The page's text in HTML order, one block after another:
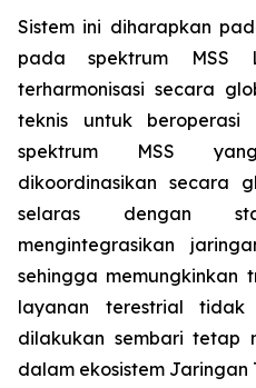
Sistem ini diharapkan
pada spektrum
terharmonisasi secara
teknis untuk
spektrum MSS
dikoordinasikan secara
selaras dengan
mengintegrasikan
sehingga memungkinkan
layanan terestrial
dilakukan sembari tetap
dalam ekosistem Jaringan